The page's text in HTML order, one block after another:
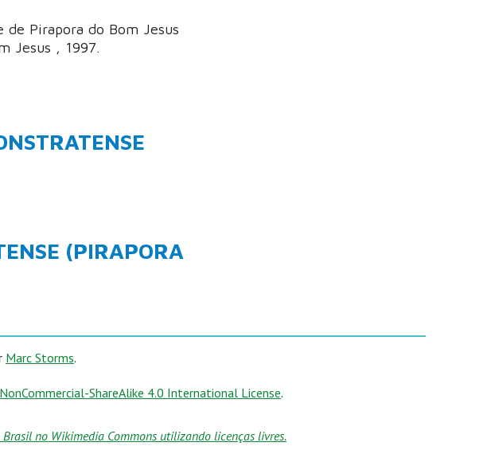
Pirapora do Bom Jesus
Jesus , 1997.
(PIRAPORA
Marc Storms.
ShareAlike 4.0 International License.
no Wikimedia Commons utilizando licenças livres.